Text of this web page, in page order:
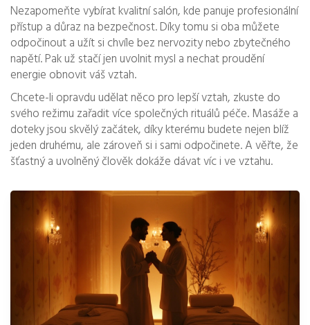
Nezapomeňte vybírat kvalitní salón, kde panuje profesionální
přístup a důraz na bezpečnost. Díky tomu si oba můžete
odpočinout a užít si chvíle bez nervozity nebo zbytečného
napětí. Pak už stačí jen uvolnit mysl a nechat proudění
energie obnovit váš vztah.
Chcete-li opravdu udělat něco pro lepší vztah, zkuste do
svého režimu zařadit více společných rituálů péče. Masáže a
doteky jsou skvělý začátek, díky kterému budete nejen blíž
jeden druhému, ale zároveň si i sami odpočinete. A věřte, že
šťastný a uvolněný člověk dokáže dávat víc i ve vztahu.